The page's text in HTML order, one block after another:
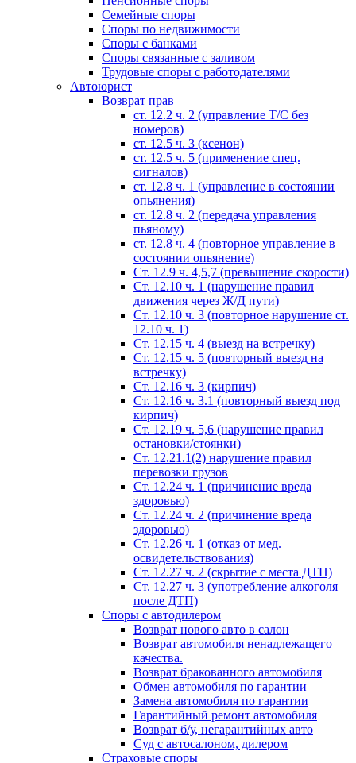
Семейные споры
Cпоры по недвижимости
Споры с банками
Споры связанные с заливом
Трудовые споры с работодателями
Автоюрист
Возврат прав
ст. 12.2 ч. 2 (управление Т/С без
номеров)
ст. 12.5 ч. 3 (ксенон)
ст. 12.5 ч. 5 (применение спец.
сигналов)
cт. 12.8 ч. 1 (управление в состоянии
опьянения)
ст. 12.8 ч. 2 (передача управления
пьяному)
ст. 12.8 ч. 4 (повторное управление в
состоянии опьянение)
Ст. 12.9 ч. 4,5,7 (превышение скорости)
Ст. 12.10 ч. 1 (нарушение правил
движения через Ж/Д пути)
Ст. 12.10 ч. 3 (повторное нарушение ст.
12.10 ч. 1)
Ст. 12.15 ч. 4 (выезд на встречку)
Ст. 12.15 ч. 5 (повторный выезд на
встречку)
Ст. 12.16 ч. 3 (кирпич)
Ст. 12.16 ч. 3.1 (повторный выезд под
кирпич)
Ст. 12.19 ч. 5,6 (нарушение правил
остановки/стоянки)
Ст. 12.21.1(2) нарушение правил
перевозки грузов
Ст. 12.24 ч. 1 (причинение вреда
здоровью)
Ст. 12.24 ч. 2 (причинение вреда
здоровью)
Ст. 12.26 ч. 1 (отказ от мед.
освидетельствования)
Ст. 12.27 ч. 2 (скрытие с места ДТП)
Ст. 12.27 ч. 3 (употребление алкоголя
после ДТП)
Споры с автодилером
Возврат нового авто в салон
Возврат автомобиля ненадлежащего
качества.
Возврат бракованного автомобиля
Обмен автомобиля по гарантии
Замена автомобиля по гарантии
Гарантийный ремонт автомобиля
Возврат б/у, негарантийных авто
Суд с автосалоном, дилером
Страховые споры